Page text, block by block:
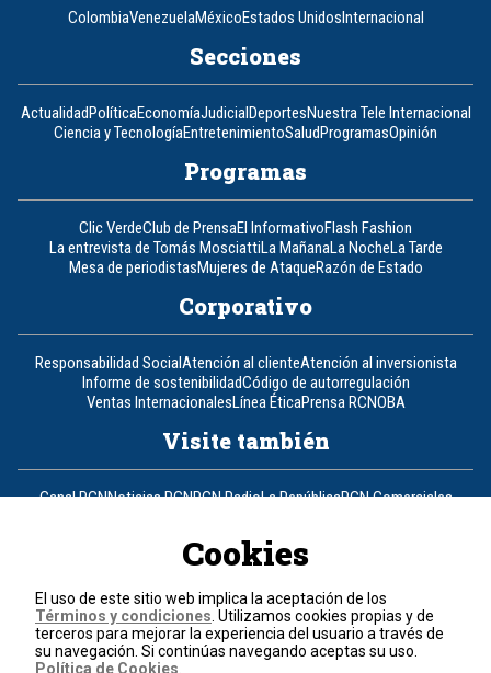
ColombiaVenezuelaMéxicoEstados UnidosInternacional
Secciones
ActualidadPolíticaEconomíaJudicialDeportesNuestra Tele Internacional
Ciencia y TecnologíaEntretenimientoSaludProgramasOpinión
Programas
Clic VerdeClub de PrensaEl InformativoFlash Fashion
La entrevista de Tomás MosciattiLa MañanaLa NocheLa Tarde
Mesa de periodistasMujeres de AtaqueRazón de Estado
Corporativo
Responsabilidad SocialAtención al clienteAtención al inversionista
Informe de sostenibilidadCódigo de autorregulación
Ventas InternacionalesLínea ÉticaPrensa RCNOBA
Visite también
Canal RCNNoticias RCNRCN RadioLa RepúblicaRCN Comerciales
Un producto de RCN Televisión
Contáctenos
Teléfono+57 (601) 426 92 92
Cookies
El uso de este sitio web implica la aceptación de los
Términos y condiciones . Utilizamos cookies propias y de
terceros para mejorar la experiencia del usuario a través de
su navegación. Si continúas navegando aceptas su uso.
Política de Cookies